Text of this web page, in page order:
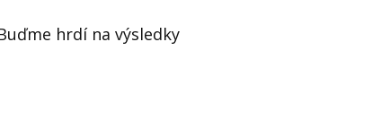
hrdí na výsledky